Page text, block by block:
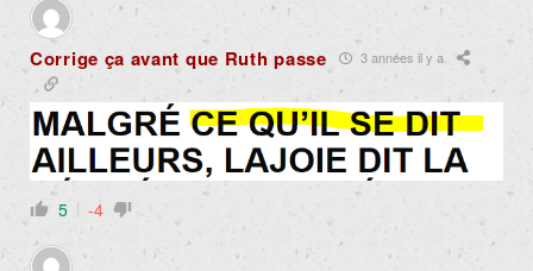
Corrige ça avant que Ruth passe 3 années il y a
5 -4